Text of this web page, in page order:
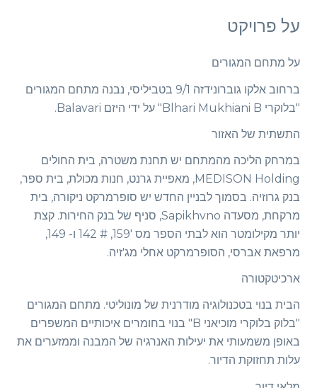
על פרויקט
על מתחם המגורים
ברחוב אלקו גוברונידזה 9/1 בטביליסי, נבנה מתחם המגורים
"בלוקרי Blhari Mukhiani B" על ידי היזם Balavari.
התשתית של האזור
במרחק הליכה מהמתחם יש תחנת משטרה, בית החולים
MEDISON Holding, מאפיית גרנט, חנות מכולת, בית ספר,
בנק גרוזיה. בסמוך לבניין החדש יש סופרמרקט ניקורה, בית
מרקחת, מסעדה Sapikhvno, סניף של בנק החירות. קצת
יותר מקילומטר הוא לבתי הספר מס '159, # 142 ו- 149,
מרפאת אברסי, הסופרמרקט אחלי מג'זיה.
ארכיטקטורה
הבית בנוי בטכנולוגיה מודרנית של מונוליטי. מתחם המגורים
"בלוק בלוקרי מוכיאני B" בנוי בחומרים איכותיים המשפרים
באופן משמעותי את יעילות האנרגיה של המבנה וממזערים את
עלות תחזוקת הדיור.